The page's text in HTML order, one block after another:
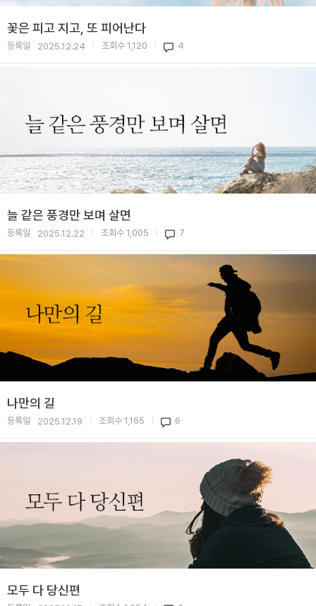
꽃은 피고 지고, 또 피어난다
등록일 2025.12.24 조회수 1,120 4
늘 같은 풍경만 보며 살면
등록일 2025.12.22 조회수 1,005 7
나만의 길
등록일 2025.12.19 조회수 1,165 6
모두 다 당신편